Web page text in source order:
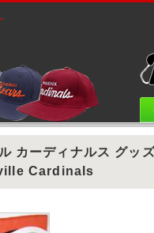
カーディナルス グッ
Cardinals